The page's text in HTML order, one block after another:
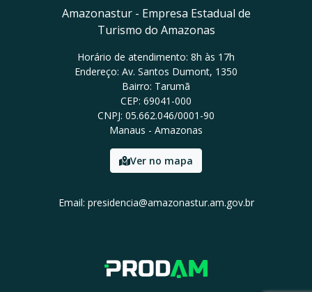
Amazonastur - Empresa Estadual de
Turismo do Amazonas
Horário de atendimento: 8h às 17h
Endereço: Av. Santos Dumont, 1350
Bairro: Tarumã
CEP: 69041-000
CNPJ: 05.662.046/0001-90
Manaus - Amazonas
Ver no mapa
Email: presidencia@amazonastur.am.gov.br